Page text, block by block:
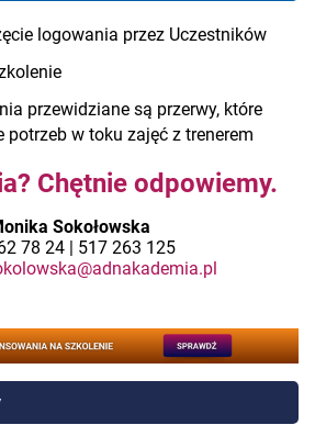
logowania przez Uczestników
przewidziane są przerwy, które
potrzeb w toku zajęć z trenerem
Chętnie odpowiemy.
Sokołowska
78 24 | 517 263 125